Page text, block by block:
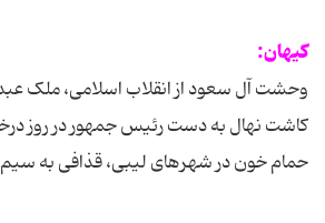
کیهان:
وحشت آل سعود از انقلاب اسلامی، ملک
کاشت نهال به دست رئیس جمهور در روز
حمام خون در شهرهای لیبی، قذافی به سیم